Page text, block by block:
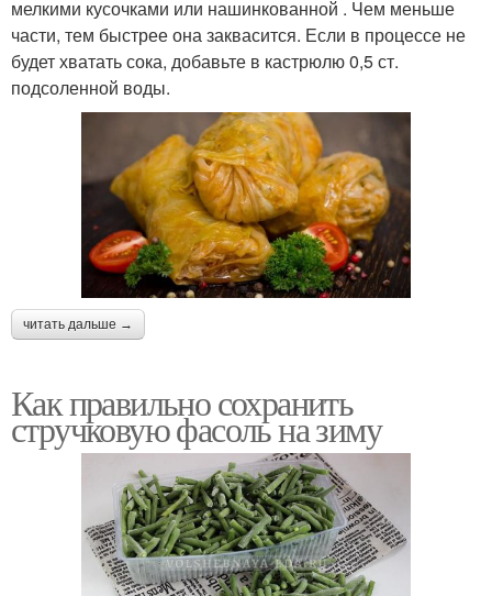
мелкими кусочками или нашинкованной . Чем меньше
части, тем быстрее она заквасится. Если в процессе не
будет хватать сока, добавьте в кастрюлю 0,5 ст.
подсоленной воды.
читать дальше →
Как правильно сохранить
стручковую фасоль на зиму